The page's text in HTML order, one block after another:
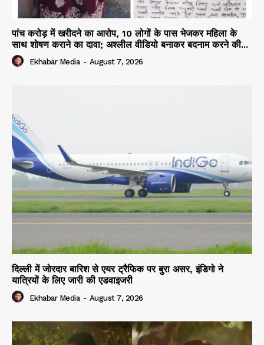
पांच करोड़ में खरीदने का आरोप, 10 लोगों के पास भेजकर महिला के
साथ शोषण कराने का दावा; अश्लील वीडियो बनाकर बदनाम करने की...
Ekhabar Media - August 7, 2026
दिल्ली में जोरदार बारिश से एयर ट्रैफिक पर बुरा असर, इंडिगो ने
यात्रियों के लिए जारी की एडवाइजरी
Ekhabar Media - August 7, 2026